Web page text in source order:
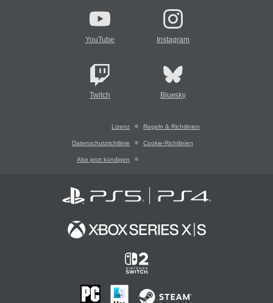
YouTube Instagram
Twitch Bluesky
Lizenz Regeln & Richtlinien
Datenschutzrichtlinie Cookie-Richtlinien
Abo jetzt kündigen